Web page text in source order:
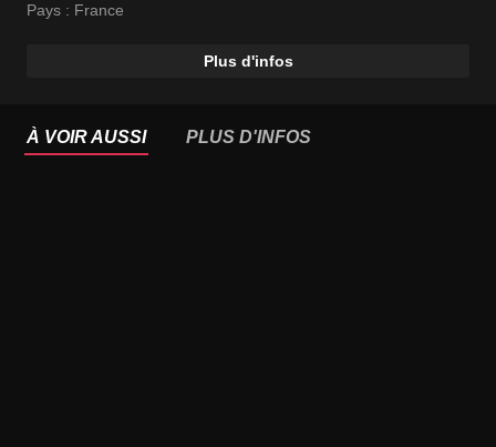
Gérard Depardieu
Pays : France
Plus d'infos
À VOIR AUSSI PLUS D'INFOS